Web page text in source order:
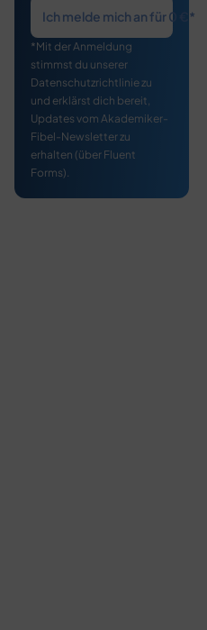
Ich melde mich an für 0 €*
*Mit der Anmeldung
stimmst du unserer
Datenschutzrichtlinie zu
und erklärst dich bereit,
Updates vom Akademiker-
Fibel-Newsletter zu
erhalten (über Fluent
Forms).